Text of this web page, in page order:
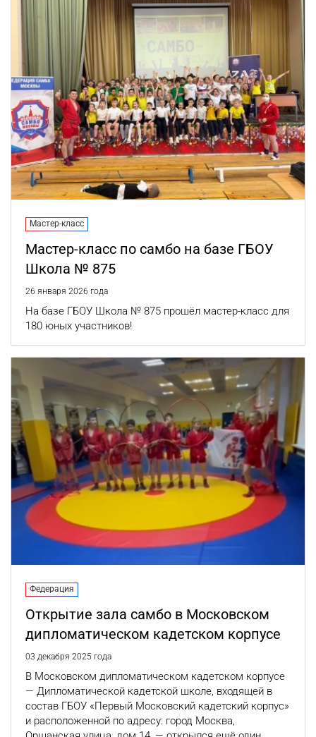
Мастер-класс
Мастер-класс по самбо на базе ГБОУ
Школа № 875
26 января 2026 года
На базе ГБОУ Школа № 875 прошёл мастер-класс для
180 юных участников!
Федерация
Открытие зала самбо в Московском
дипломатическом кадетском корпусе
03 декабря 2025 года
В Московском дипломатическом кадетском корпусе
— Дипломатической кадетской школе, входящей в
состав ГБОУ «Первый Московский кадетский корпус»
и расположенной по адресу: город Москва,